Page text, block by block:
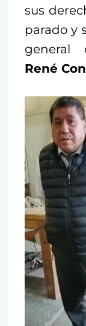
sus
parado y
general
René